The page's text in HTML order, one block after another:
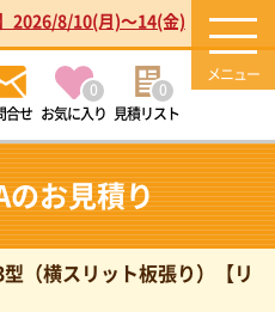
2026/8/10(月)～14(金)
お気に入り
0
見積リスト
0
のお見積り
（横スリット板張り）【リ